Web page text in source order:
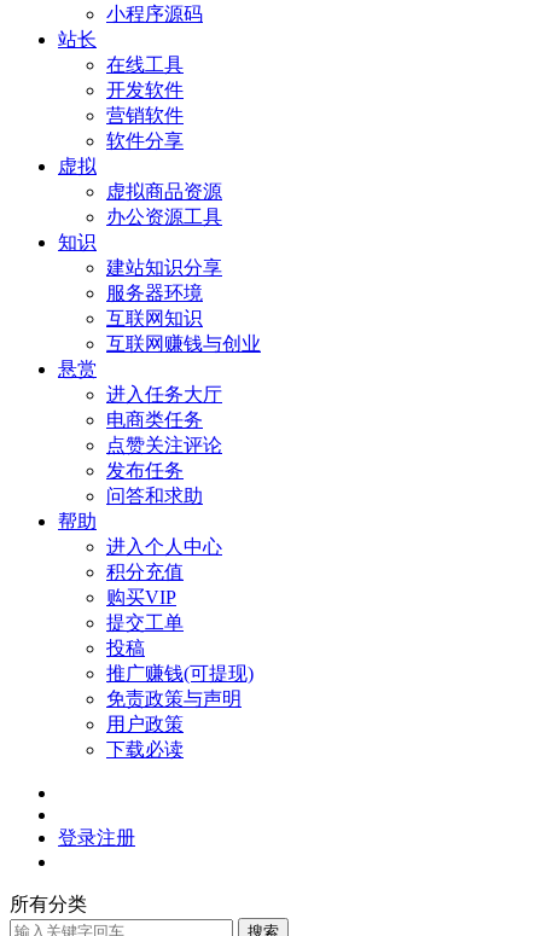
小程序源码
站长
在线工具
开发软件
营销软件
软件分享
虚拟
虚拟商品资源
办公资源工具
知识
建站知识分享
服务器环境
互联网知识
互联网赚钱与创业
悬赏
进入任务大厅
电商类任务
点赞关注评论
发布任务
问答和求助
帮助
进入个人中心
积分充值
购买VIP
提交工单
投稿
推广赚钱(可提现)
免责政策与声明
用户政策
下载必读
登录注册
所有分类
搜索